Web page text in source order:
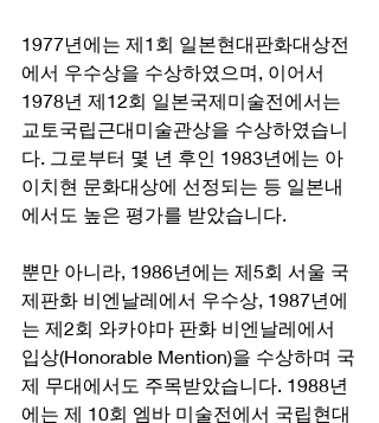
1977년에는 제1회 일본현대판화대상전
에서 우수상을 수상하였으며, 이어서
1978년 제12회 일본국제미술전에서는
교토국립근대미술관상을 수상하였습니
다. 그로부터 몇 년 후인 1983년에는 아
이치현 문화대상에 선정되는 등 일본내
에서도 높은 평가를 받았습니다.
뿐만 아니라, 1986년에는 제5회 서울 국
제판화 비엔날레에서 우수상, 1987년에
는 제2회 와카야마 판화 비엔날레에서
입상(Honorable Mention)을 수상하며 국
제 무대에서도 주목받았습니다. 1988년
에는 제 10회 엠바 미술전에서 국립현대